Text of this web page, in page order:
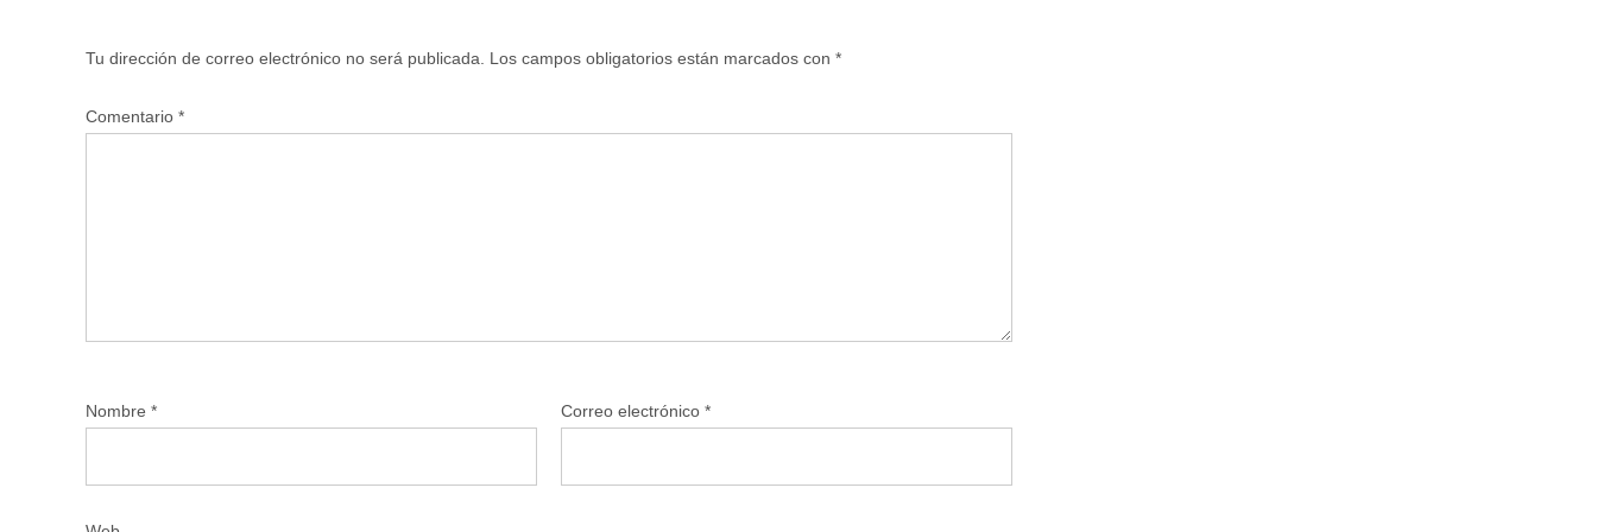
Tu dirección de correo electrónico no será publicada. Los campos obligatorios están marcados con *
Comentario *
Nombre * Correo electrónico *